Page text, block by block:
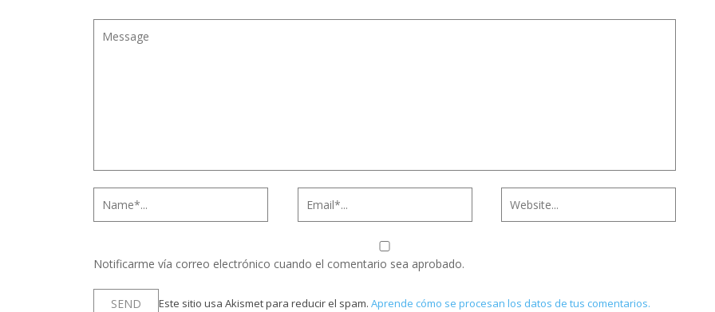
Notificarme vía correo electrónico cuando el comentario sea aprobado.
Este sitio usa Akismet para reducir el spam. Aprende cómo se procesan los datos de tus comentarios.